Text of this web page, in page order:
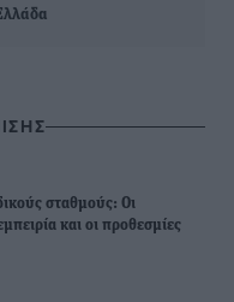
σταθμούς: Οι
και οι προθεσμίες